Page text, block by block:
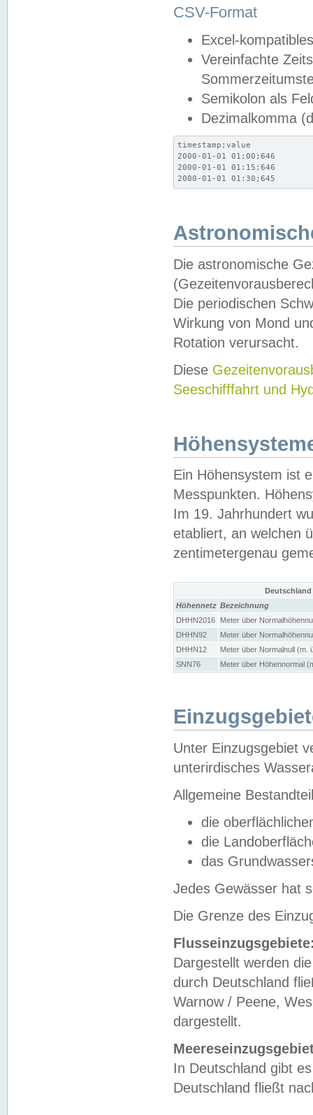
CSV-Format
Excel-
Vereinfachte
Semikolon als
Dezimalkomma
timestamp;value
2000-01-01 01:00;646
2000-01-01 01:15;646
2000-01-01 01:30;645
Die astronomische
Die periodischen
Wirkung von Mond
Rotation verursacht.
Diese
Seeschifffahrt und
Ein Höhensystem ist
Messpunkten.
Im 19. Jahrhundert
etabliert, an welchen
zentimetergenau
Höhennetz Bezeichnung
DHHN2016
Meter über
DHHN92
Meter über
DHHN12
Meter über Normalnull (m.
SNN76
Meter über Höhennormal
Unter Einzugsgebiet
unterirdisches
Allgemeine
die
die
das
Jedes Gewässer hat
Die Grenze des
Dargestellt werden
durch Deutschland
Warnow / Peene,
dargestellt.
In Deutschland gibt
Deutschland fließt